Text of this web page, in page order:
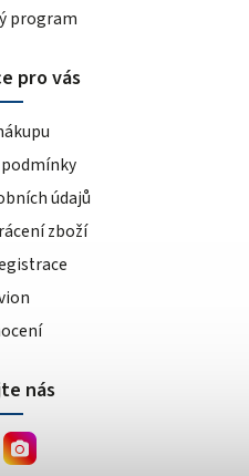
program
pro vás
údajů
zboží
nás